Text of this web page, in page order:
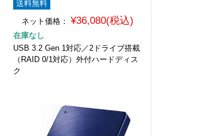
送料無料
ネット価格： ¥36,080(税込)
在庫なし
USB 3.2 Gen 1対応／2ドライブ搭載
（RAID 0/1対応）外付ハードディス
ク